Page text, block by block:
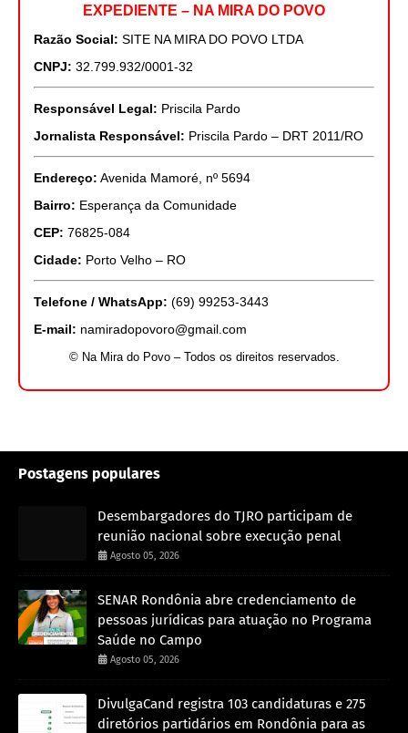
EXPEDIENTE – NA MIRA DO POVO
Razão Social: SITE NA MIRA DO POVO LTDA
CNPJ: 32.799.932/0001-32
Responsável Legal: Priscila Pardo
Jornalista Responsável: Priscila Pardo – DRT 2011/RO
Endereço: Avenida Mamoré, nº 5694
Bairro: Esperança da Comunidade
CEP: 76825-084
Cidade: Porto Velho – RO
Telefone / WhatsApp: (69) 99253-3443
E-mail: namiradopovoro@gmail.com
© Na Mira do Povo – Todos os direitos reservados.
Postagens populares
Desembargadores do TJRO participam de
reunião nacional sobre execução penal
Agosto 05, 2026
SENAR Rondônia abre credenciamento de
pessoas jurídicas para atuação no Programa
Saúde no Campo
Agosto 05, 2026
DivulgaCand registra 103 candidaturas e 275
diretórios partidários em Rondônia para as